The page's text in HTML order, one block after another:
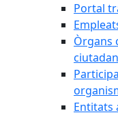
Portal
Òrgans
Entitats